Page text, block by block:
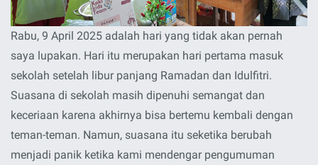
Rabu, 9 April 2025 adalah hari yang tidak akan pernah
saya lupakan. Hari itu merupakan hari pertama masuk
sekolah setelah libur panjang Ramadan dan Idulfitri.
Suasana di sekolah masih dipenuhi semangat dan
keceriaan karena akhirnya bisa bertemu kembali dengan
teman-teman. Namun, suasana itu seketika berubah
menjadi panik ketika kami mendengar pengumuman